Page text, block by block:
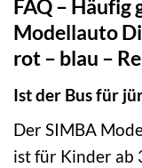
FAQ – Häufig
Modellauto
rot – blau –
Ist der Bus für
Der SIMBA
ist für Kinder ab